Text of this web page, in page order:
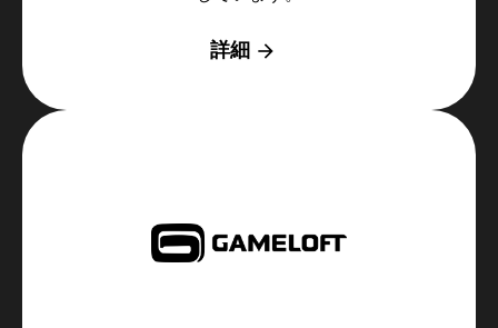
詳細 arrow_forward